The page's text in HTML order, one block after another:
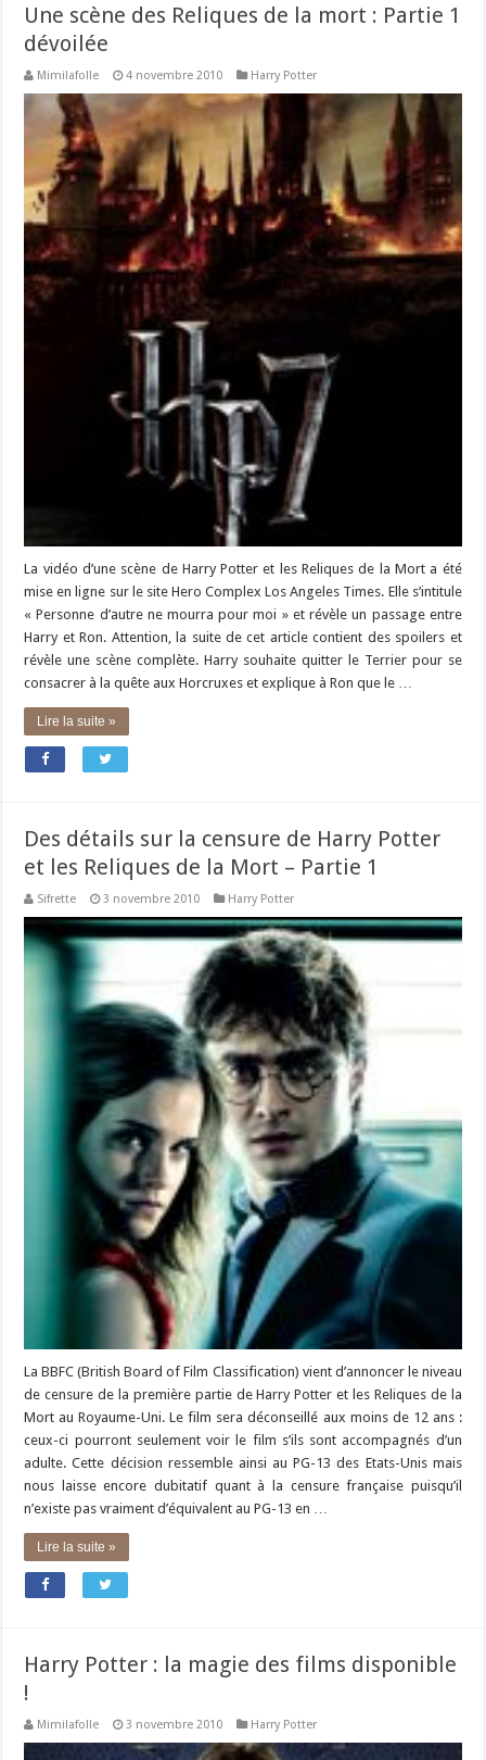
Une scène des Reliques de la mort : Partie 1
dévoilée
Mimilafolle 4 novembre 2010 Harry Potter
La vidéo d’une scène de Harry Potter et les Reliques de la Mort a été
mise en ligne sur le site Hero Complex Los Angeles Times. Elle s’intitule
« Personne d’autre ne mourra pour moi » et révèle un passage entre
Harry et Ron. Attention, la suite de cet article contient des spoilers et
révèle une scène complète. Harry souhaite quitter le Terrier pour se
consacrer à la quête aux Horcruxes et explique à Ron que le …
Lire la suite »
Des détails sur la censure de Harry Potter
et les Reliques de la Mort – Partie 1
Sifrette 3 novembre 2010 Harry Potter
La BBFC (British Board of Film Classification) vient d’annoncer le niveau
de censure de la première partie de Harry Potter et les Reliques de la
Mort au Royaume-Uni. Le film sera déconseillé aux moins de 12 ans :
ceux-ci pourront seulement voir le film s’ils sont accompagnés d’un
adulte. Cette décision ressemble ainsi au PG-13 des Etats-Unis mais
nous laisse encore dubitatif quant à la censure française puisqu’il
n’existe pas vraiment d’équivalent au PG-13 en …
Lire la suite »
Harry Potter : la magie des films disponible
!
Mimilafolle 3 novembre 2010 Harry Potter